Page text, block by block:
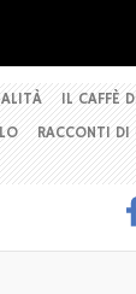
IL CAFFÈ
RACCONTI DI